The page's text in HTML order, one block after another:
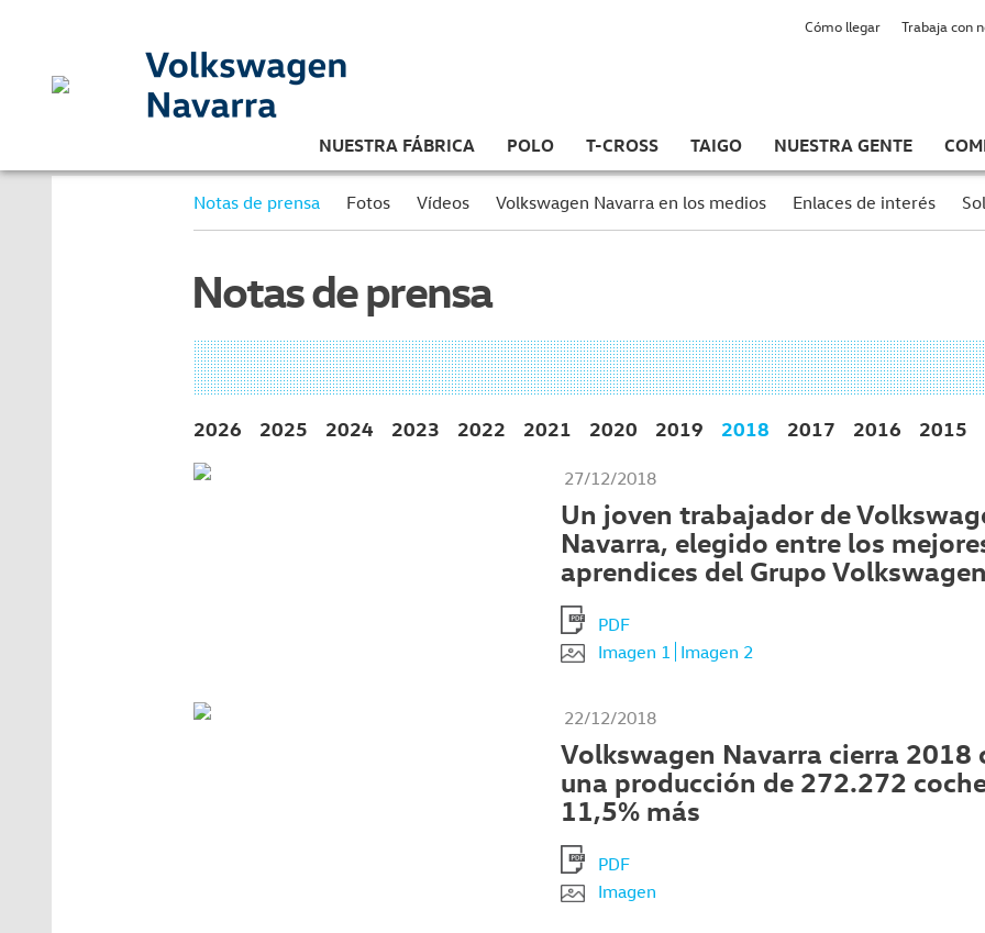
NUESTRA FÁBRICA POLO T-CROSS TAIGO NUESTRA GENTE
Cómo llegar Trabaja con
Notas de prensa Fotos Vídeos Volkswagen Navarra en los medios Enlaces de interés
Notas de prensa
2026 2025 2024 2023 2022 2021 2020 2019 2018 2017 2016 2015
27/12/2018
Un joven trabajador de
Navarra, elegido entre los
aprendices del Grupo Volkswagen
PDF
Imagen 1 Imagen 2
22/12/2018
Volkswagen Navarra cierra 2018
una producción de 272.272
11,5% más
PDF
Imagen